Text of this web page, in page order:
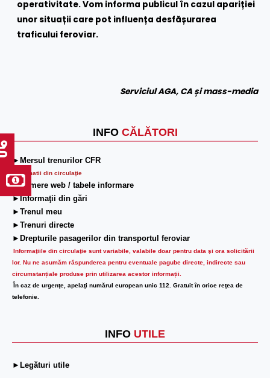
INFO CĂLĂTORI
►Mersul trenurilor CFR
Informatii din circulaţie
►Camere web / tabele informare
►Informaţii din gări
►Trenul meu
►Trenuri directe
►Drepturile pasagerilor din transportul feroviar
Informaţiile din circulaţie sunt variabile, valabile doar pentru data şi ora solicitării
lor. Nu ne asumăm răspunderea pentru eventuale pagube directe, indirecte sau
circumstanțiale produse prin utilizarea acestor informații.
În caz de urgenţe, apelaţi numărul european unic 112. Gratuit în orice reţea de
telefonie.
INFO UTILE
►Legături utile
operativitate. Vom informa publicul în cazul apariției
unor situații care pot influența desfășurarea
traficului feroviar.
Serviciul AGA, CA și mass-media